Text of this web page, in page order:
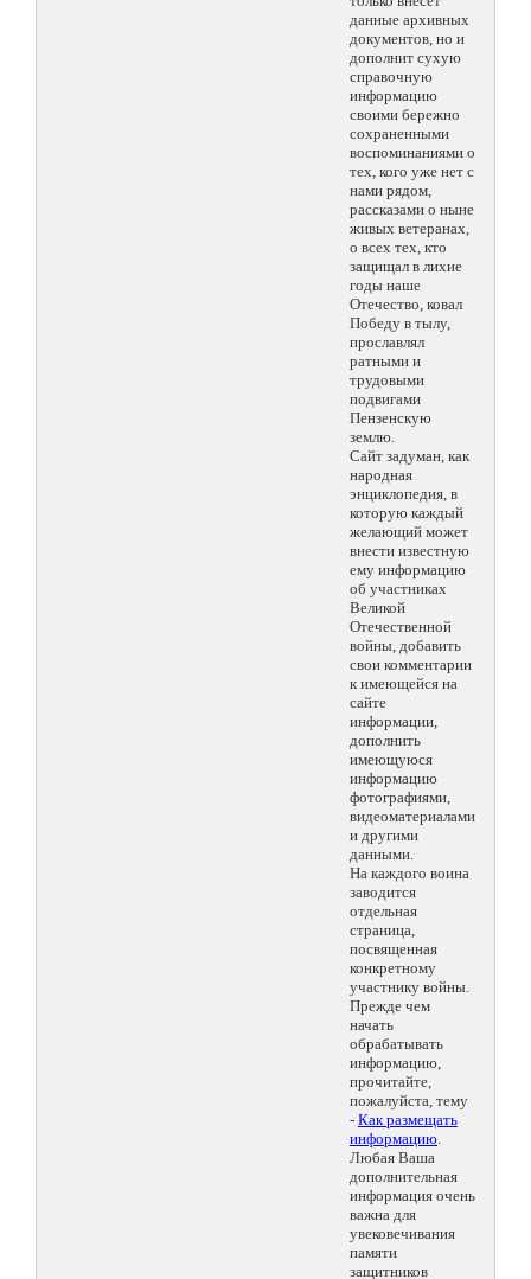
данные архивных
документов, но и
дополнит сухую
справочную
информацию
своими бережно
сохраненными
воспоминаниями о
тех, кого уже нет с
нами рядом,
рассказами о ныне
живых ветеранах,
о всех тех, кто
защищал в лихие
годы наше
Отечество, ковал
Победу в тылу,
прославлял
ратными и
трудовыми
подвигами
Пензенскую
землю.
Сайт задуман, как
народная
энциклопедия, в
которую каждый
желающий может
внести известную
ему информацию
об участниках
Великой
Отечественной
войны, добавить
свои комментарии
к имеющейся на
сайте
информации,
дополнить
имеющуюся
информацию
фотографиями,
видеоматериалами
и другими
данными.
На каждого воина
заводится
отдельная
страница,
посвященная
конкретному
участнику войны.
Прежде чем
начать
обрабатывать
информацию,
прочитайте,
пожалуйста, тему
- Как размещать
информацию.
Любая Ваша
дополнительная
информация очень
важна для
увековечивания
памяти
защитников